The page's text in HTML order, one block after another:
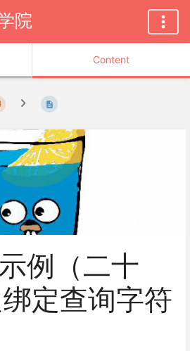
院
Content
例（二十
定查询字符